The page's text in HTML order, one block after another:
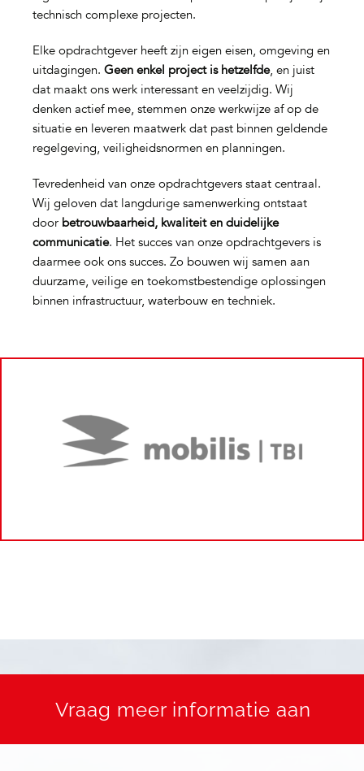
technisch complexe projecten.
Elke opdrachtgever heeft zijn eigen eisen, omgeving en
uitdagingen. Geen enkel project is hetzelfde, en juist
dat maakt ons werk interessant en veelzijdig. Wij
denken actief mee, stemmen onze werkwijze af op de
situatie en leveren maatwerk dat past binnen geldende
regelgeving, veiligheidsnormen en planningen.
Tevredenheid van onze opdrachtgevers staat centraal.
Wij geloven dat langdurige samenwerking ontstaat
door betrouwbaarheid, kwaliteit en duidelijke
communicatie. Het succes van onze opdrachtgevers is
daarmee ook ons succes. Zo bouwen wij samen aan
duurzame, veilige en toekomstbestendige oplossingen
binnen infrastructuur, waterbouw en techniek.
Vraag meer informatie aan